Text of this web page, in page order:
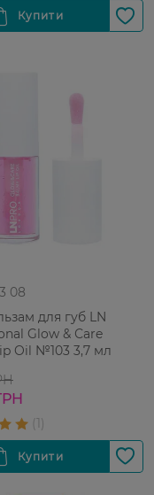
08
для губ LN
Glow & Сare
Oil №103 3,7 мл